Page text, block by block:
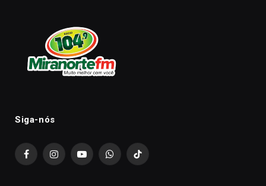
Siga-nós
FacebookInstagramYouTubeWhatsAppTikTok